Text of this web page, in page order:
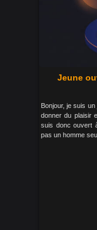
Jeune
Bonjour, je suis
donner du plaisir
suis donc ouvert
pas un homme